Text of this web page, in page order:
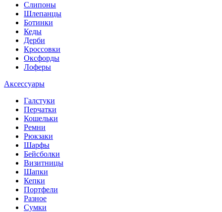
Слипоны
Шлепанцы
Ботинки
Кеды
Дерби
Кроссовки
Оксфорды
Лоферы
Аксессуары
Галстуки
Перчатки
Кошельки
Ремни
Рюкзаки
Шарфы
Бейсболки
Визитницы
Шапки
Кепки
Портфели
Разное
Сумки